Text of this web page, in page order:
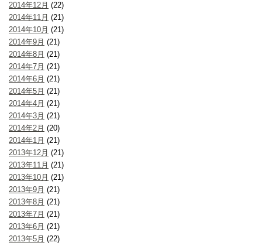
2014年12月 (22)
2014年11月 (21)
2014年10月 (21)
2014年9月 (21)
2014年8月 (21)
2014年7月 (21)
2014年6月 (21)
2014年5月 (21)
2014年4月 (21)
2014年3月 (21)
2014年2月 (20)
2014年1月 (21)
2013年12月 (21)
2013年11月 (21)
2013年10月 (21)
2013年9月 (21)
2013年8月 (21)
2013年7月 (21)
2013年6月 (21)
2013年5月 (22)